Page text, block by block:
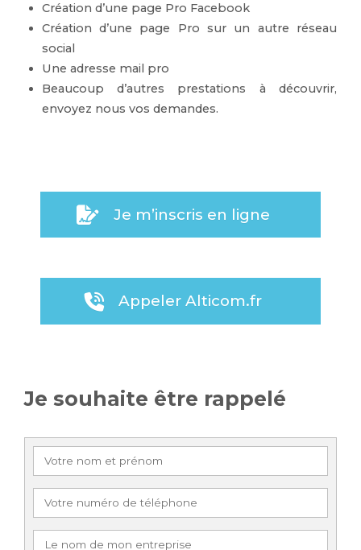
Création d’une page Pro Facebook
Création d’une page Pro sur un autre réseau
social
Une adresse mail pro
Beaucoup d’autres prestations à découvrir,
envoyez nous vos demandes.
Je m’inscris en ligne
Appeler Alticom.fr
Je souhaite être rappelé